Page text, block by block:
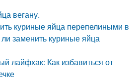
вегану.
куриные яйца перепелиными в
заменить куриные яйца
лайфхак: Как избавиться от